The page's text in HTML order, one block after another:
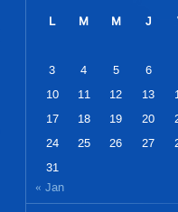
L M M J
3
4 5 6
10
11 12 13
17
18 19 20
24
25 26 27
31
« Jan